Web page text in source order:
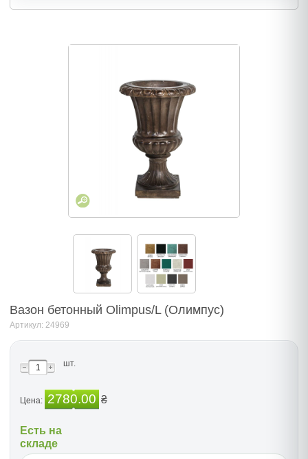
Вазон бетонный Olimpus/L (Олимпус)
Артикул: 24969
шт.
Цена: 2780.00 ₴
Есть на
складе